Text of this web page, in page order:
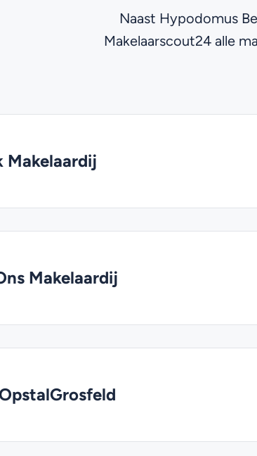
Naast Hypodomus
Makelaarscout24 alle
Makelaardij
Makelaardij